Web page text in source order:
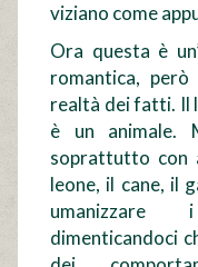
viziano come
Ora questa è
romantica,
realtà dei fatti. Il
è un animale.
soprattutto con
leone, il cane, il
umanizzare
dimenticandoci